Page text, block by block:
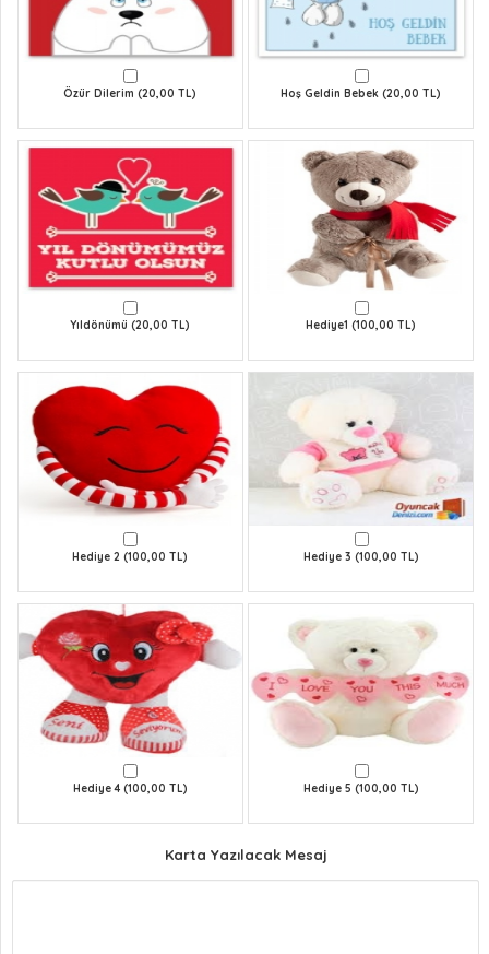
Özür Dilerim (20,00 TL) Hoş Geldin Bebek (20,00 TL)
Yıldönümü (20,00 TL) Hediye1 (100,00 TL)
Hediye 2 (100,00 TL) Hediye 3 (100,00 TL)
Hediye 4 (100,00 TL) Hediye 5 (100,00 TL)
Karta Yazılacak Mesaj